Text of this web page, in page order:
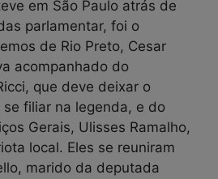
em São Paulo atrás de
parlamentar, foi o
de Rio Preto, Cesar
acompanhado do
que deve deixar o
se filiar na legenda, e do
Gerais, Ulisses Ramalho,
local. Eles se reuniram
marido da deputada